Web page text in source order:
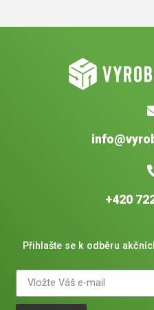
+420
Přihlašte se k odběru